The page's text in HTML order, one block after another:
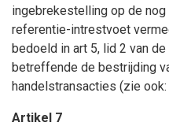
ingebrekestelling op de
referentie-intrestvoet
bedoeld in art 5, lid 2 van
betreffende de bestrijding
handelstransacties (zie ook:
Artikel 7